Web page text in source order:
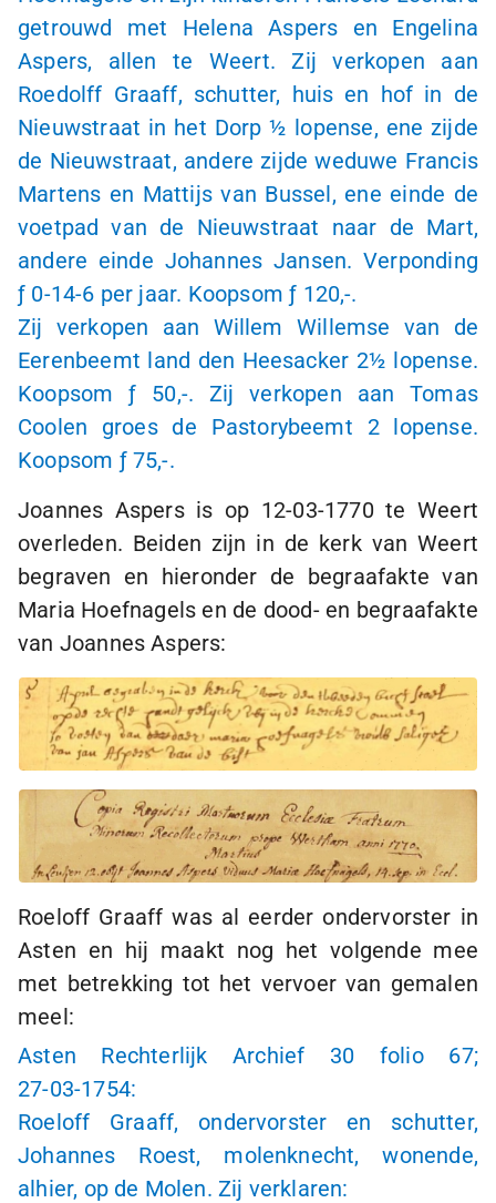
getrouwd met Helena Aspers en Engelina
Aspers, allen te Weert. Zij verkopen aan
Roedolff Graaff, schutter, huis en hof in de
Nieuwstraat in het Dorp½ lopense, ene zijde
de Nieuwstraat, andere zijde weduwe Francis
Martens en Mattijs van Bussel, ene einde de
voetpad van de Nieuwstraat naar de Mart,
andere einde Johannes Jansen. Verponding
ƒ 0-14-6 per jaar. Koopsomƒ 120,-.
Zij verkopen aan Willem Willemse van de
Eerenbeemt land den Heesacker 2½ lopense.
Koopsomƒ 50,-. Zij verkopen aan Tomas
Coolen groes de Pastorybeemt 2 lopense.
Koopsom ƒ 75,-.
Joannes Aspers is op 12-03-1770te Weert
overleden. Beiden zijn in de kerk van Weert
begraven en hieronder de begraafakte van
Maria Hoefnagels en de dood- en begraafakte
van Joannes Aspers:
Roeloff Graaff was al eerder ondervorster in
Asten en hij maakt nog het volgende mee
met betrekking tot het vervoer van gemalen
meel:
Asten Rechterlijk Archief 30 folio 67;
27-03-1754:
Roeloff Graaff, ondervorster en schutter,
Johannes Roest, molenknecht, wonende,
alhier, op de Molen. Zij verklaren: